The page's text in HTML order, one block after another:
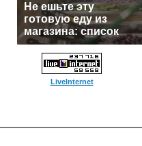
Не ешьте эту
готовую еду из
магазина: список
LiveInternet